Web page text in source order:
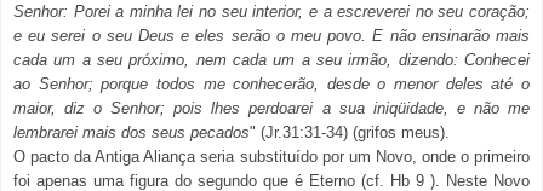
Senhor: Porei a minha lei no seu interior, e a escreverei no seu coração;
e eu serei o seu Deus e eles serão o meu povo. E não ensinarão mais
cada um a seu próximo, nem cada um a seu irmão, dizendo: Conhecei
ao Senhor; porque todos me conhecerão, desde o menor deles até o
maior, diz o Senhor; pois lhes perdoarei a sua iniqüidade, e não me
lembrarei mais dos seus pecados" (Jr.31:31-34) (grifos meus).
O pacto da Antiga Aliança seria substituído por um Novo, onde o primeiro
foi apenas uma figura do segundo que é Eterno (cf. Hb 9 ). Neste Novo